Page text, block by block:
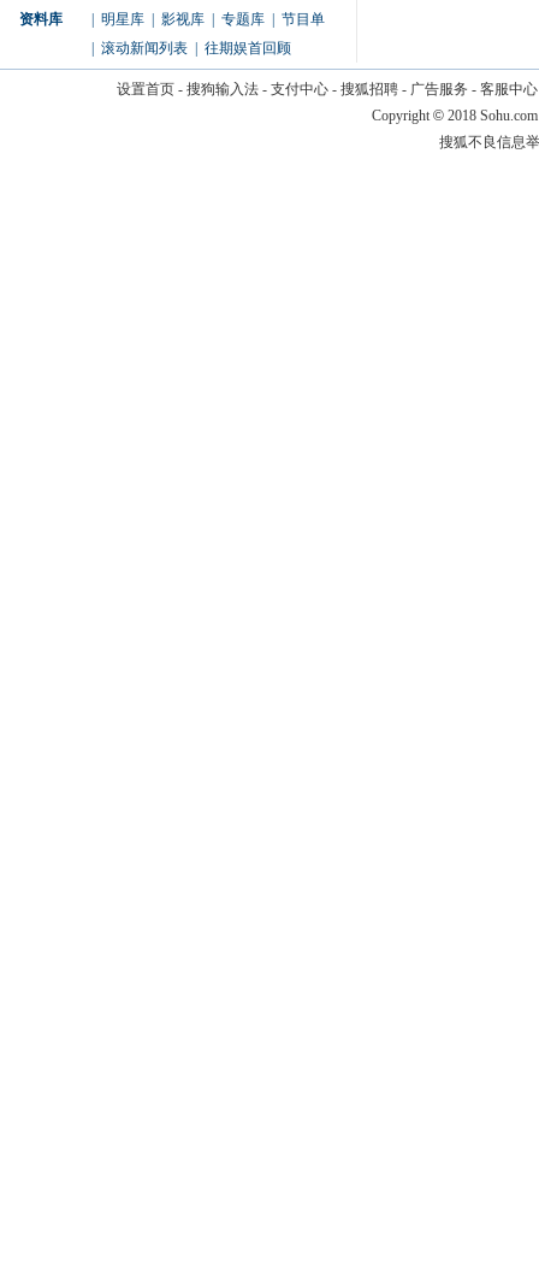
资料库 明星库 影视库 专题库
节目单
滚动新闻列表 往期娱首回顾
设置首页- 搜狗输入法- 支付中心- 搜狐招聘- 广告服务 - 客服中心
Copyright © 2018
搜狐不良信息